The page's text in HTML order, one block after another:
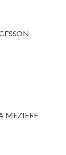
MEZIERE